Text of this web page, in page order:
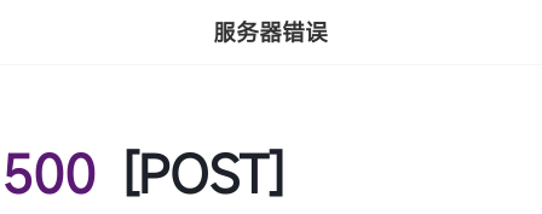
服务器错误
500 [POST]